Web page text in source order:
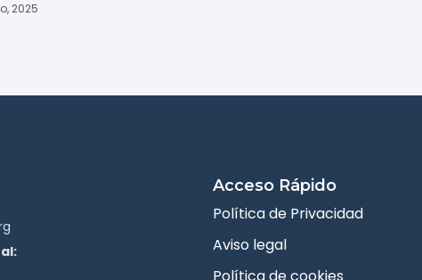
2025
Acceso Rápido
Política de Privacidad
Aviso legal